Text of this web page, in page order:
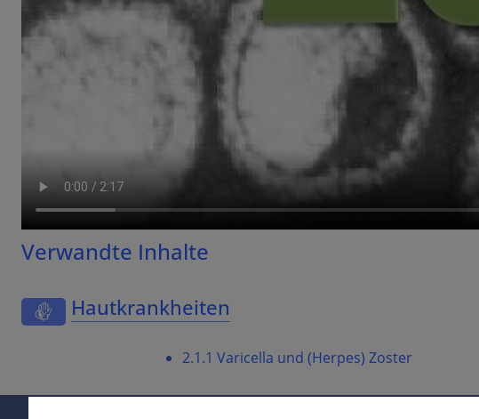
Verwandte Inhalte
Hautkrankheiten
2.1.1 Varicella und (Herpes) Zoster